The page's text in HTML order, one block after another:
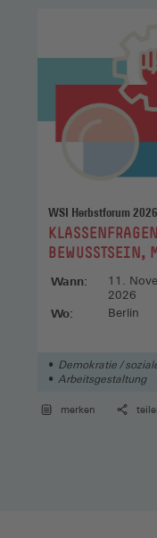
WSI Herbstforum 2026
:
BEWUSSTSEIN,
Wann:
11.
2026
Wo: Berlin
Demokratie /
Arbeitsgestaltung
merken